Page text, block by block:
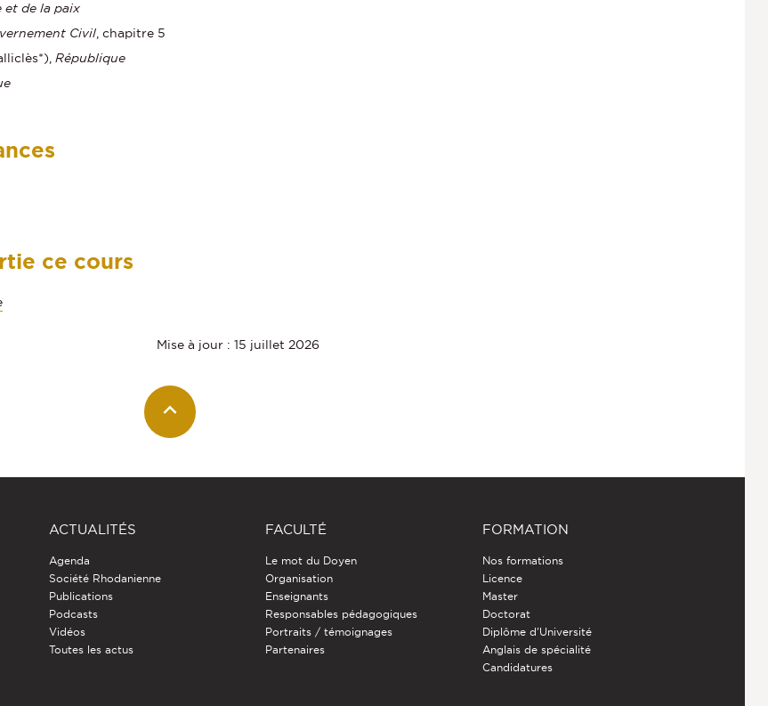
et de la paix
Civil , chapitre 5
République
ce cours
Mise à jour : 15 juillet 2026
ACTUALITÉS
Agenda
Société Rhodanienne
Publications
Podcasts
Vidéos
Toutes les actus
FACULTÉ
Le mot du Doyen
Organisation
Enseignants
Responsables pédagogiques
Portraits / témoignages
Partenaires
FORMATION
Nos formations
Licence
Master
Doctorat
Diplôme d'Université
Anglais de spécialité
Candidatures